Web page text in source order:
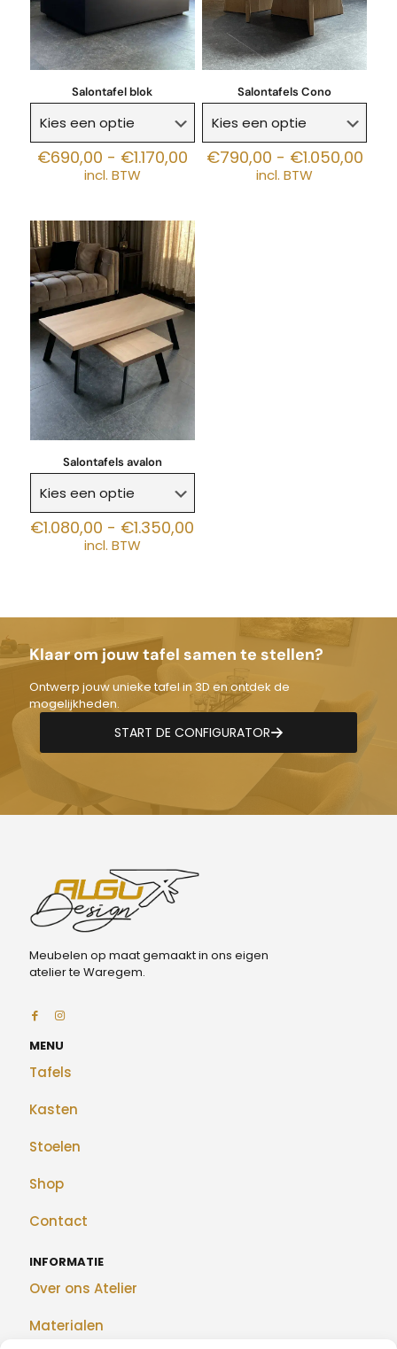
Salontafel blok
€690,00 - €1.170,00Prijsklasse:
€690,00
incl. BTW
Salontafels Cono
€790,00 - €1.050,00
incl. BTW
Salontafels avalon
€1.080,00 - €1.350,00
incl. BTW
Klaar om jouw tafel samen te stellen?
Ontwerp jouw unieke tafel in 3D en ontdek de
mogelijkheden.
START DE CONFIGURATOR
Meubelen op maat gemaakt in ons eigen
atelier te Waregem.
MENU
Tafels
Kasten
Stoelen
Shop
Contact
INFORMATIE
Over ons Atelier
Materialen